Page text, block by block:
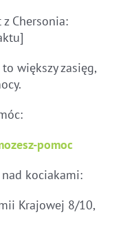
Chersonia:
większy zasięg,
pomoc
kociakami:
Krajowej 8/10,